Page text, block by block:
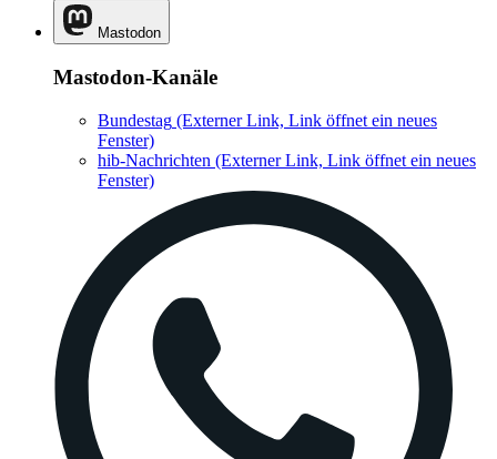
Mastodon
Mastodon-Kanäle
Bundestag (Externer Link, Link öffnet ein neues
Fenster)
hib-Nachrichten (Externer Link, Link öffnet ein neues
Fenster)